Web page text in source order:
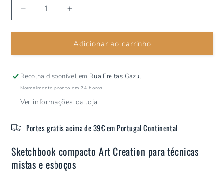
Diminuir
a
quantidade
Sketchbook
Creation
13x21cm
80fls
Aumentar
a
quantidade
de
Sketchbook
Creation
13x21cm
80fls
Adicionar ao carrinho
Recolha disponível em Rua Freitas Gazul
Normalmente pronto em 24 horas
Ver informações da loja
Portes grátis acima de 39€ em Portugal Continental
Sketchbook compacto Art Creation para técnicas
mistas e esboços